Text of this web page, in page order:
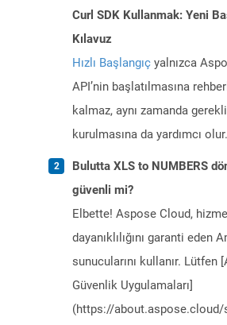
Curl SDK Kullanmak: Yeni
Kılavuz
Hızlı Başlangıç yalnızca
API’nin başlatılmasına
kalmaz, aynı zamanda
kurulmasına da yardımcı olur.
Bulutta XLS to NUMBERS
güvenli mi?
Elbette! Aspose Cloud,
dayanıklılığını garanti eden
sunucularını kullanır. Lütfen
Güvenlik Uygulamaları]
(https://about.aspose.cloud/